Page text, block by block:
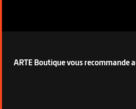
ARTE Boutique vous recommande